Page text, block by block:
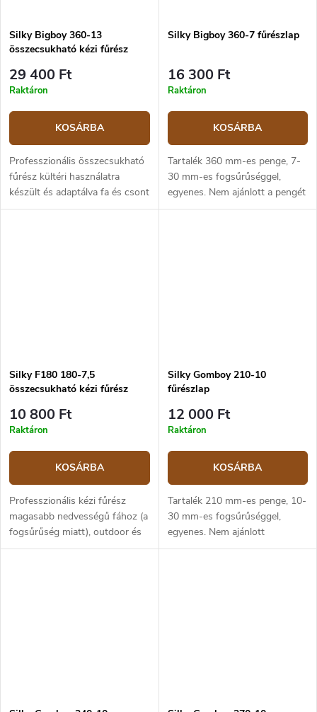
Silky Bigboy 360-13
összecsukható kézi fűrész
29 400 Ft
Raktáron
KOSÁRBA
Professzionális összecsukható
fűrész kültéri használatra
készült és adaptálva fa és csont
vágására. Különösen alkalmas a
Silky Bigboy 360-7 fűrészlap
16 300 Ft
Raktáron
KOSÁRBA
Tartalék 360 mm-es penge, 7-
30 mm-es fogsűrűséggel,
egyenes. Nem ajánlott a pengét
a különböző Pocketboy,
Silky F180 180-7,5
összecsukható kézi fűrész
10 800 Ft
Raktáron
KOSÁRBA
Professzionális kézi fűrész
magasabb nedvességű fához (a
fogsűrűség miatt), outdoor és
bushcraft használatra készült
Silky Gomboy 210-10
fűrészlap
12 000 Ft
Raktáron
KOSÁRBA
Tartalék 210 mm-es penge, 10-
30 mm-es fogsűrűséggel,
egyenes. Nem ajánlott
összetéveszteni a pengét a